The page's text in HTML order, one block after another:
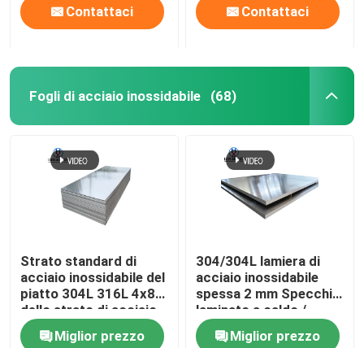
Contattaci Contattaci
Fogli di acciaio inossidabile (68)
Strato standard di
acciaio inossidabile del
piatto 304L 316L 4x8
dello strato di acciaio
inossidabile di JIS
Miglior prezzo
304/304L lamiera di
acciaio inossidabile
spessa 2 mm Specchio
laminato a caldo /
freddo
Miglior prezzo